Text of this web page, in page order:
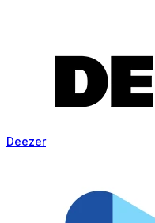
Deezer